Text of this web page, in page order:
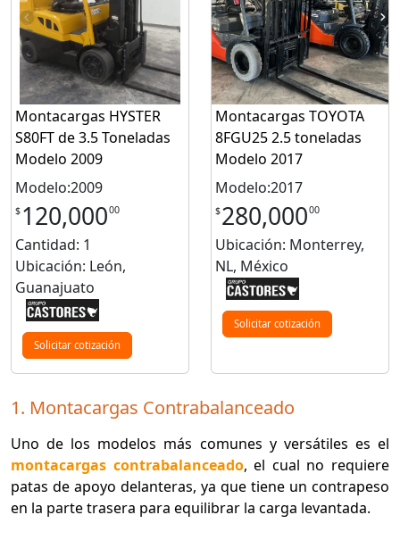
Montacargas HYSTER
S80FT de 3.5 Toneladas
Modelo 2009
Modelo:2009
$ 120,00000
Cantidad: 1
Ubicación: León,
Guanajuato
Solicitar cotización
Montacargas TOYOTA
8FGU25 2.5 toneladas
Modelo 2017
Modelo:2017
$280,00000
Ubicación: Monterrey,
NL, México
Solicitar cotización
1. Montacargas Contrabalanceado
Uno de los modelos más comunes y versátiles es el
montacargas contrabalanceado, el cual no requiere
patas de apoyo delanteras, ya que tiene un contrapeso
en la parte trasera para equilibrar la carga levantada.